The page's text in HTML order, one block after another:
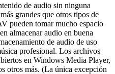
de audio sin ninguna
grandes que otros tipos de
pueden tomar mucho espacio
almacenar audio en buena
de audio de uso
profesional. Los archivos
en Windows Media Player,
otros más. (La única excepción